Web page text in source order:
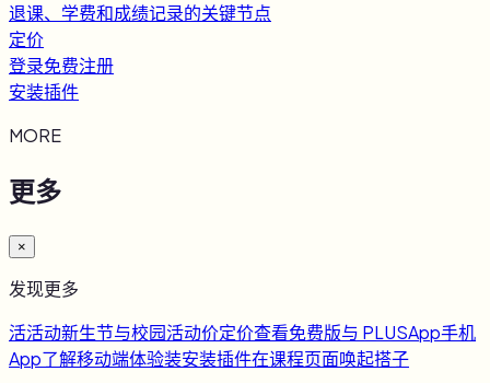
退课、学费和成绩记录的关键节点
定价
登录免费注册
安装插件
MORE
更多
×
发现更多
活活动新生节与校园活动价定价查看免费版与 PLUSApp手机
App了解移动端体验装安装插件在课程页面唤起搭子